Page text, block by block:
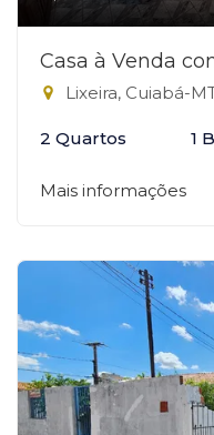
Casa à Venda
Lixeira, Cuiabá-
2 Quartos 1
Mais informações